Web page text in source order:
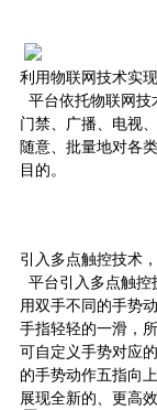
利用物联网技术实
平台依托物联网
门禁、广播、电视
随意、批量地对各
目的。
引入多点触控技术
平台引入多点触
用双手不同的手势
手指轻轻的一滑，
可自定义手势对应
的手势动作五指向
展现全新的、更高